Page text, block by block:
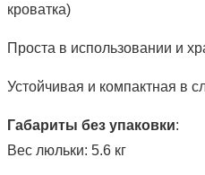
кроватка)
Проста в использовании и
Устойчивая и компактная в
Габариты без упаковки:
Вес люльки: 5.6 кг